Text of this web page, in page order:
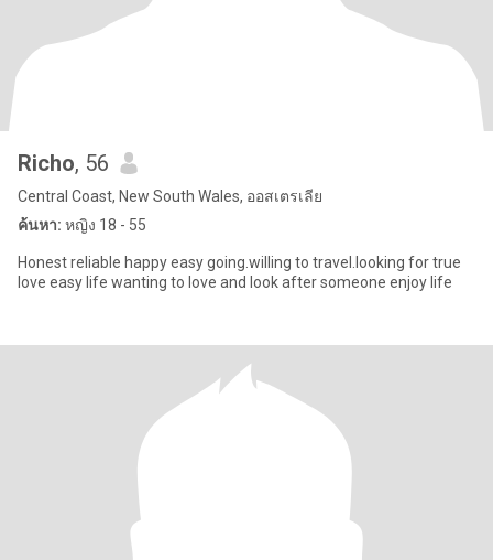
Richo, 56
Central Coast, New South Wales, ออสเตรเลีย
ค้นหา: หญิง 18 - 55
Honest reliable happy easy going.willing to travel.looking for true
love easy life wanting to love and look after someone enjoy life